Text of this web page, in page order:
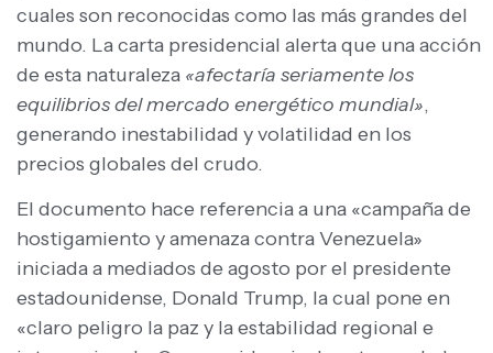
cuales son reconocidas como las más grandes del
mundo. La carta presidencial alerta que una acción
de esta naturaleza «afectaría seriamente los
equilibrios del mercado energético mundial»,
generando inestabilidad y volatilidad en los
precios globales del crudo.
El documento hace referencia a una «campaña de
hostigamiento y amenaza contra Venezuela»
iniciada a mediados de agosto por el presidente
estadounidense, Donald Trump, la cual pone en
«claro peligro la paz y la estabilidad regional e